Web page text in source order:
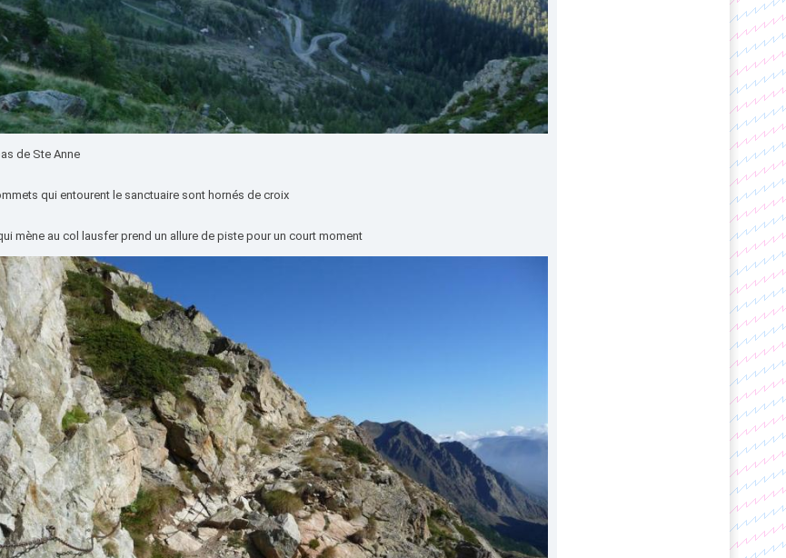
de Ste Anne
qui entourent le sanctuaire sont hornés de croix
mène au col lausfer prend un allure de piste pour un court moment